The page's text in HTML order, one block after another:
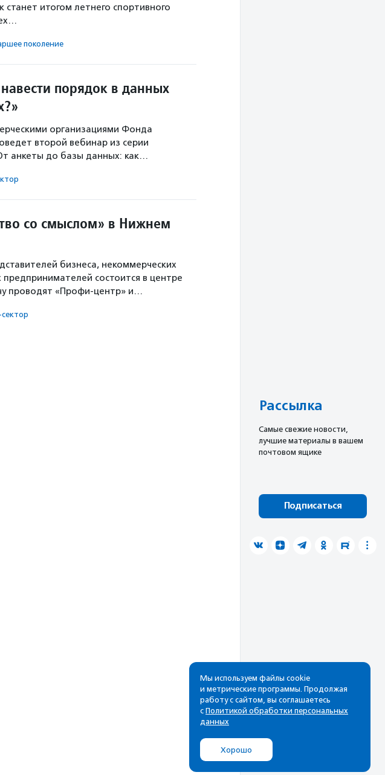
станет итогом летнего спортивного
поколение
порядок в данных
организациями Фонда
второй вебинар из серии
анкеты до базы данных: как…
со смыслом» в Нижнем
бизнеса, некоммерческих
состоится в центре
проводят «Профи-центр» и…
Рассылка
Cамые свежие новости,
лучшие материалы в вашем
почтовом ящике
Подписаться
Мы используем файлы cookie
и метрические программы. Продолжая
работу с сайтом, вы соглашаетесь
с Политикой обработки персональных
данных
Хорошо